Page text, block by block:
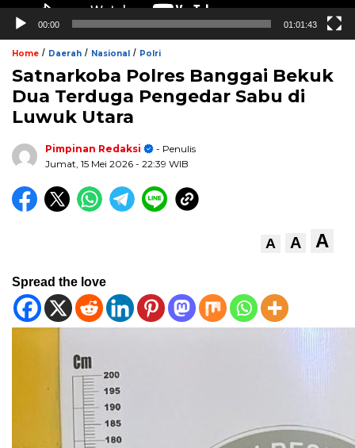
00:00 01:01:43
Home / Daerah / Nasional / Polri
Satnarkoba Polres Banggai Bekuk
Dua Terduga Pengedar Sabu di
Luwuk Utara
Pimpinan Redaksi
- Penulis
Jumat, 15 Mei 2026 - 22:39 WIB
A A A
Spread the love